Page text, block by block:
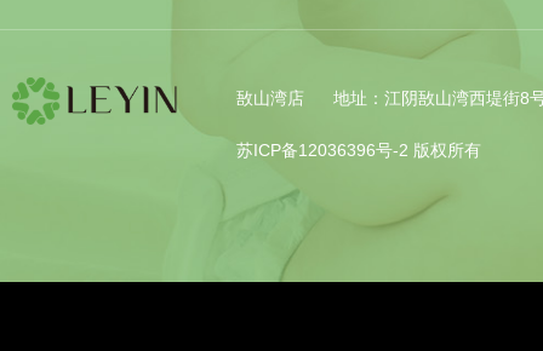
敔山湾店 地址：江阴敔山湾西堤街8
苏ICP备12036396号-2 版权所有